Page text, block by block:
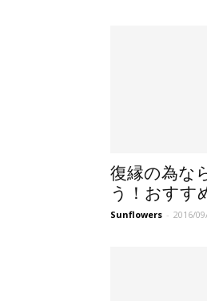
復縁の為な
う！おすす
Sunflowers - 2016/